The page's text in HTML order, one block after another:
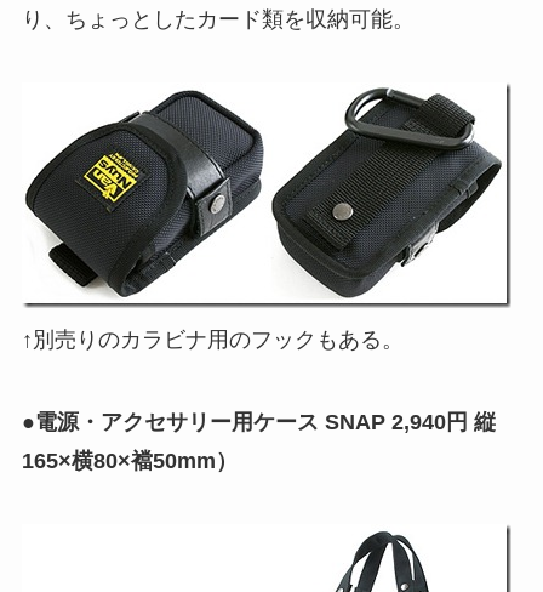
り、ちょっとしたカード類を収納可能。
↑別売りのカラビナ用のフックもある。
●電源・アクセサリー用ケース SNAP 2,940円 縦
165×横80×襠50mm）